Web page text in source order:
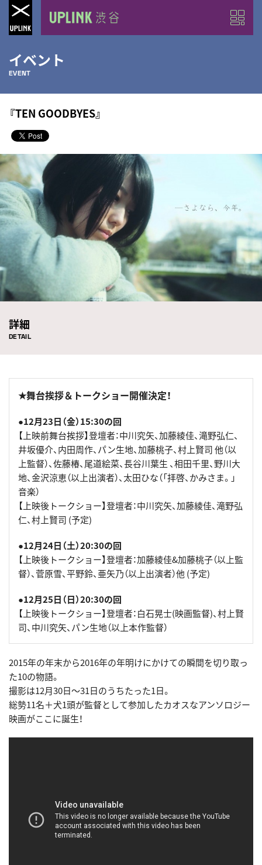
イベント
EVENT
『TEN GOODBYES』
詳細
DETAIL
★舞台挨拶＆トークショー開催決定！
●12月23日（金）15:30の回
【上映前舞台挨拶】登壇者：中川究矢、加藤綾佳、滝野弘仁、
井坂優介、内田周作、パン生地、加藤桃子、村上賢司 他（以
上監督）、佐藤椿、尾道絵菜、長谷川葉生 、相田千里、野川大
地、金沢涼恵（以上出演者）、太田ひな（「拝啓、かみさま。」
音楽）
【上映後トークショー】登壇者：中川究矢、加藤綾佳、滝野弘
仁、村上賢司 (予定)
●12月24日（土）20:30の回
【上映後トークショー】登壇者：加藤綾佳&加藤桃子（以上監
督）、菅原雪、平野鈴、亜矢乃（以上出演者）他 (予定)
●12月25日（日）20:30の回
【上映後トークショー】登壇者：白石晃士(映画監督)、村上賢
司、中川究矢、パン生地（以上本作監督）
2015年の年末から2016年の年明けにかけての瞬間を切り取っ
た10の物語。
撮影は12月30日〜31日のうちたった1日。
総勢11名＋犬1頭が監督として参加したカオスなアンソロジー
映画がここに誕生！